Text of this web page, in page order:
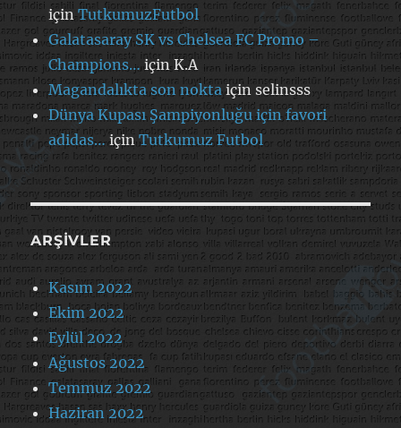
içinTutkumuzFutbol
Galatasaray SK vs Chelsea FC Promo –
Champions… içinK.A
Magandalıkta son nokta içinselinsss
Dünya Kupası Şampiyonluğu için favori
adidas… içinTutkumuz Futbol
ARŞIVLER
Kasım 2022
Ekim 2022
Eylül 2022
Ağustos 2022
Temmuz 2022
Haziran 2022